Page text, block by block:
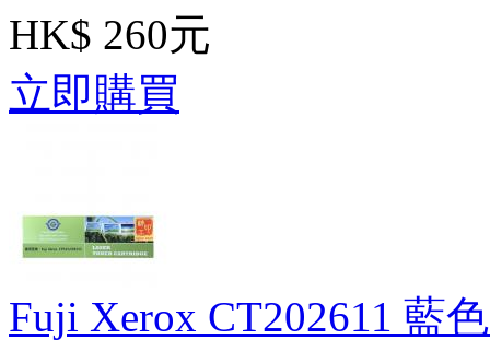
HK$ 260元
立即購買
Fuji Xerox CT202611 藍